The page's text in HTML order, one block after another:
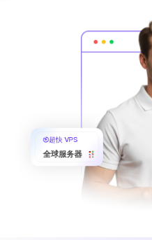
超快 VPS
全球服务器